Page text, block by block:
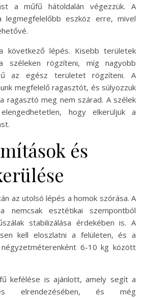
a műfű hátoldalán végezzük. A
legmegfelelőbb eszköz erre, mivel
következő lépés. Kisebb területek
széleken rögzíteni, míg nagyobb
az egész területet rögzíteni. A
megfelelő ragasztót, és súlyozzuk
ragasztó meg nem szárad. A szélek
hogy elkerüljük a
és
az utolsó lépés a homok szórása. A
nemcsak esztétikai szempontból
stabilizálása érdekében is. A
kell eloszlatni a felületen, és a
6-10 kg között
kefélése is ajánlott, amely segít a
elrendezésében, és még